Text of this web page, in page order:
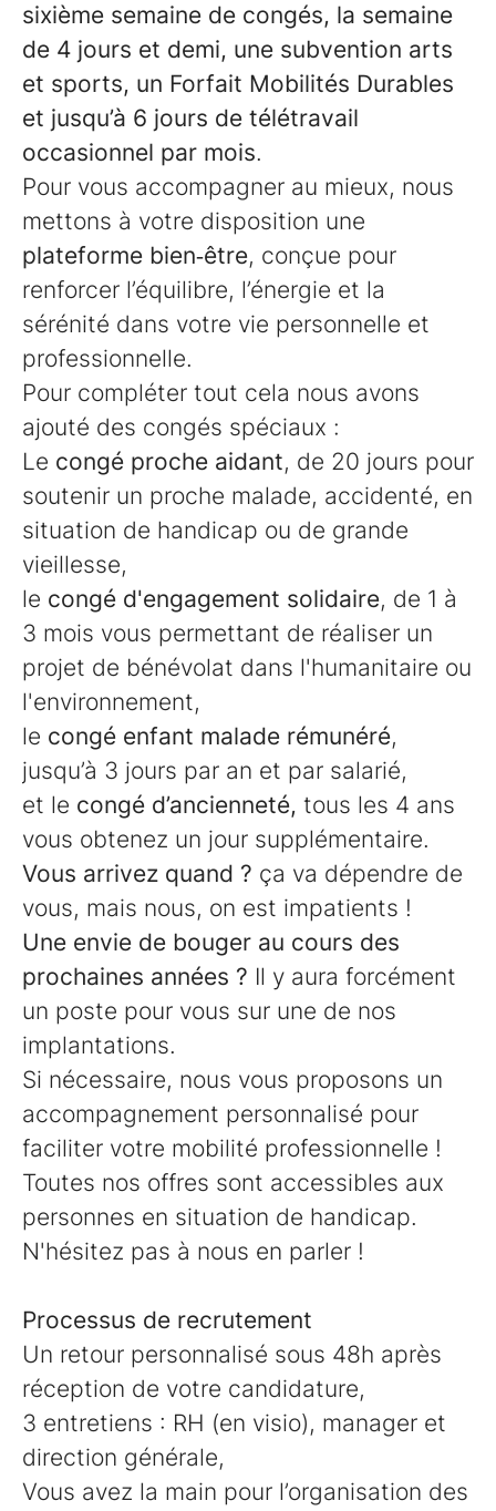
sixième semaine de congés, la semaine
de 4 jours et demi, une subvention arts
et sports, un Forfait Mobilités Durables
et jusqu’à 6 jours de télétravail
occasionnel par mois.
Pour vous accompagner au mieux, nous
mettons à votre disposition une
plateforme bien‑être, conçue pour
renforcer l’équilibre, l’énergie et la
sérénité dans votre vie personnelle et
professionnelle.
Pour compléter tout cela nous avons
ajouté des congés spéciaux :
Le congé proche aidant, de 20 jours pour
soutenir un proche malade, accidenté, en
situation de handicap ou de grande
vieillesse,
le congé d'engagement solidaire, de 1 à
3 mois vous permettant de réaliser un
projet de bénévolat dans l'humanitaire ou
l'environnement,
le congé enfant malade rémunéré,
jusqu’à 3 jours par an et par salarié,
et le congé d’ancienneté, tous les 4 ans
vous obtenez un jour supplémentaire.
Vous arrivez quand ? ça va dépendre de
vous, mais nous, on est impatients !
Une envie de bouger au cours des
prochaines années ? Il y aura forcément
un poste pour vous sur une de nos
implantations.
Si nécessaire, nous vous proposons un
accompagnement personnalisé pour
faciliter votre mobilité professionnelle !
Toutes nos offres sont accessibles aux
personnes en situation de handicap.
N'hésitez pas à nous en parler !
Processus de recrutement
Un retour personnalisé sous 48h après
réception de votre candidature,
3 entretiens : RH (en visio), manager et
direction générale,
Vous avez la main pour l’organisation des